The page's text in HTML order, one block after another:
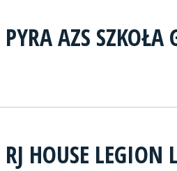
PYRA AZS
RJ HOUSE LEGION